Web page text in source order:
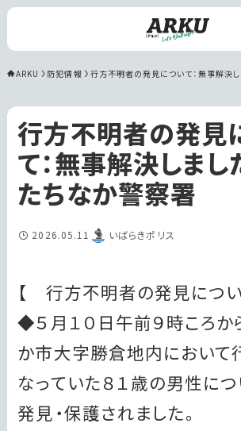
ARKU 防犯情報 行方不明者の発見について：無事解決
行方不明者の発見
て：無事解決しま
たちなか警察署
2026.05.11 いばらきポリス
【 行方不明者の発見につ
◆５月１０日午前９時ころか
か市大字勝倉地内において
なっていた８１歳の男性に
発見・保護されました。